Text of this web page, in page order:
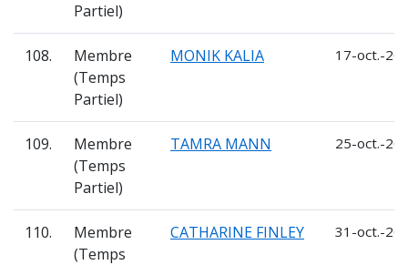
Partiel)
108.
Membre
(Temps
Partiel)
MONIK KALIA 17-oct.-
109.
Membre
(Temps
Partiel)
TAMRA MANN 25-oct.-
110.
Membre
(Temps
CATHARINE FINLEY 31-oct.-